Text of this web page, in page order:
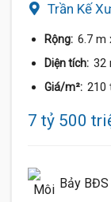
Trần Kế
Rộng: 6.7 m
Diện tích: 32
Giá/m²: 210
7 tỷ 500
Bảy BĐS